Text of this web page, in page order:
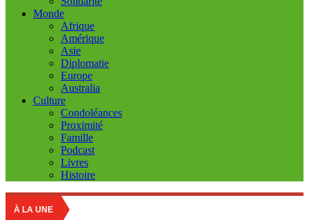
Monde
Afrique
Amérique
Asie
Diplomatie
Europe
Australia
Culture
Condoléances
Proximité
Famille
Podcast
Livres
Histoire
À LA UNE